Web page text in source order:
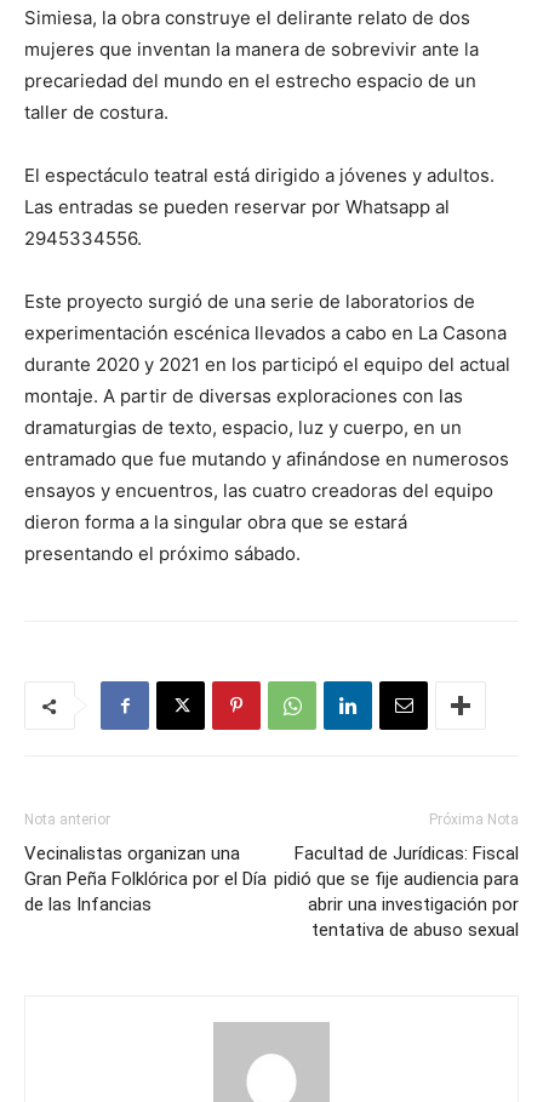
Simiesa, la obra construye el delirante relato de dos
mujeres que inventan la manera de sobrevivir ante la
precariedad del mundo en el estrecho espacio de un
taller de costura.
El espectáculo teatral está dirigido a jóvenes y adultos.
Las entradas se pueden reservar por Whatsapp al
2945334556.
Este proyecto surgió de una serie de laboratorios de
experimentación escénica llevados a cabo en La Casona
durante 2020 y 2021 en los participó el equipo del actual
montaje. A partir de diversas exploraciones con las
dramaturgias de texto, espacio, luz y cuerpo, en un
entramado que fue mutando y afinándose en numerosos
ensayos y encuentros, las cuatro creadoras del equipo
dieron forma a la singular obra que se estará
presentando el próximo sábado.
Nota anterior
Vecinalistas organizan una
Gran Peña Folklórica por el Día
de las Infancias
Próxima Nota
Facultad de Jurídicas: Fiscal
pidió que se fije audiencia para
abrir una investigación por
tentativa de abuso sexual